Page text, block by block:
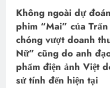
Không ngoài dự
phim “Mai” của
chóng vượt doanh
Nữ” cũng do anh
phẩm điện ảnh Việt
sử tính đến hiện tại